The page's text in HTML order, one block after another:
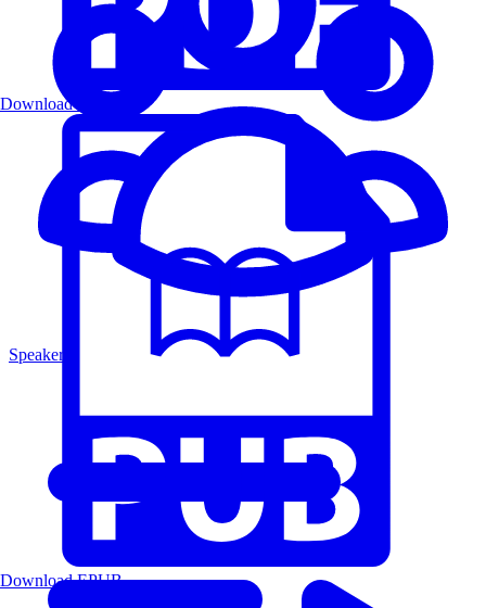
Speakers
Download PDF
Download EPUB